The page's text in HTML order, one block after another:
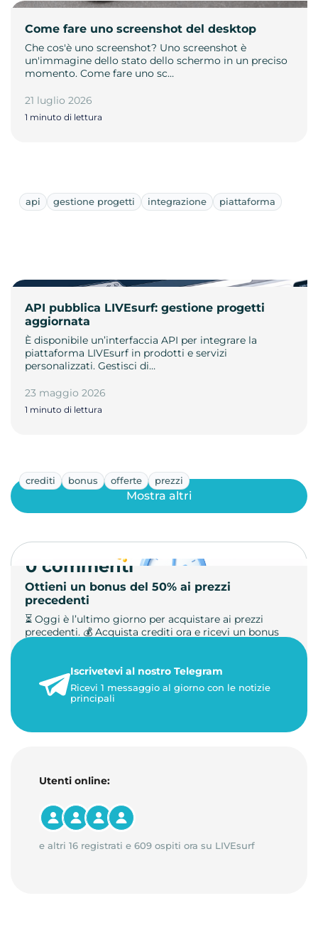
Come fare uno screenshot del desktop
Che cos'è uno screenshot? Uno screenshot è
un'immagine dello stato dello schermo in un preciso
momento. Come fare uno sc…
21 luglio 2026
1 minuto di lettura
api gestione progetti integrazione piattaforma
API pubblica LIVEsurf: gestione progetti
aggiornata
È disponibile un’interfaccia API per integrare la
piattaforma LIVEsurf in prodotti e servizi
personalizzati. Gestisci di…
23 maggio 2026
1 minuto di lettura
crediti bonus offerte prezzi
Ottieni un bonus del 50% ai prezzi
precedenti
⏳ Oggi è l’ultimo giorno per acquistare ai prezzi
precedenti. 💰 Acquista crediti ora e ricevi un bonus
23 maggio 2026
1 minuto di lettura
Mostra altri
0 commenti
Iscrivetevi al nostro Telegram
Ricevi 1 messaggio al giorno con le notizie
principali
Utenti online:
e altri 16 registrati e 609 ospiti ora su LIVEsurf